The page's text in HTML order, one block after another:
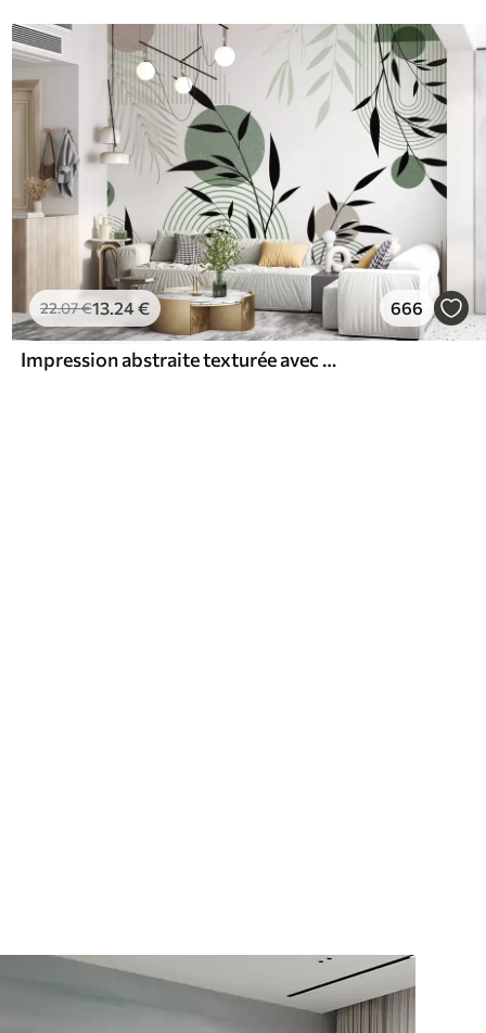
22.07€13.24€ 666
Impression abstraite texturée avec des formes géométriques, des cercles et des arcs et des plantes noires et vertes sur un fond blanc